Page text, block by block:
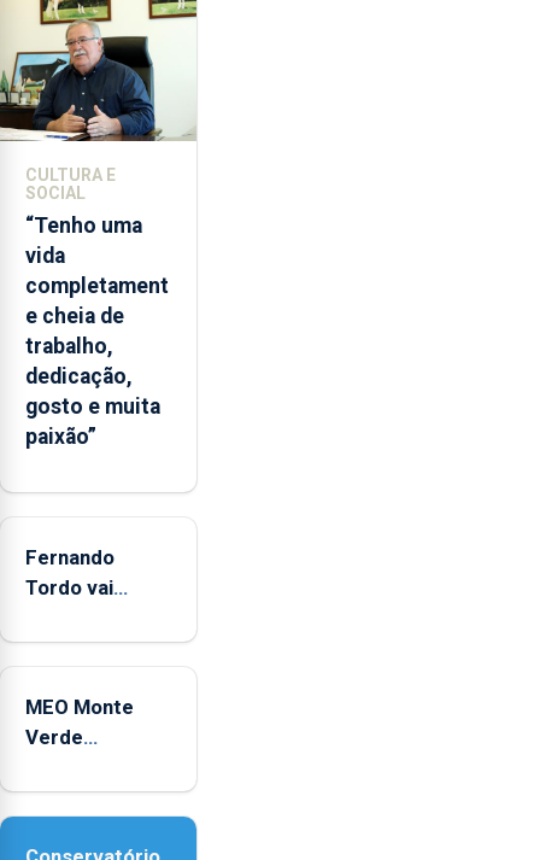
entre
2022
e
2026.
A
das
Flores
apresenta
um
“decréscimo
significativo”
da
CPUE
entre
2022
CULTURA E
SOCIAL
“Tenho uma
vida
completament
e cheia de
trabalho,
dedicação,
gosto e muita
paixão”
Fernando
Tordo vai
anos de
Coliseu
Micaelense
MEO Monte
Verde
reforço da